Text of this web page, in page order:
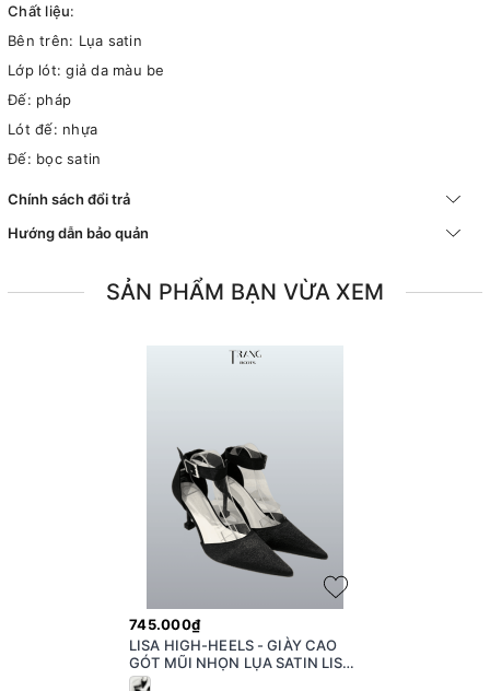
Chất liệu:
Bên trên: Lụa satin
Lớp lót: giả da màu be
Đế: pháp
Lót đế: nhựa
Đế: bọc satin
Chính sách đổi trả
Hướng dẫn bảo quản
SẢN PHẨM BẠN VỪA XEM
745.000₫
LISA HIGH-HEELS - GIÀY CAO
GÓT MŨI NHỌN LỤA SATIN LISA
ĐEN